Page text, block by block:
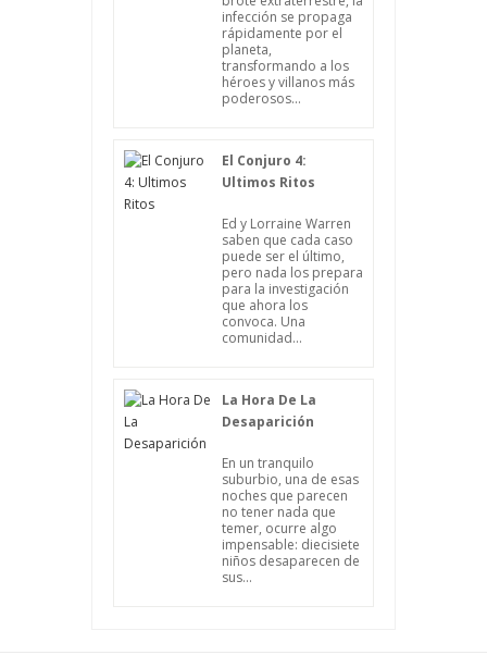
infección se propaga
rápidamente por el
planeta,
transformando a los
héroes y villanos más
poderosos...
El Conjuro 4:
Ultimos Ritos
Ed y Lorraine Warren
saben que cada caso
puede ser el último,
pero nada los prepara
para la investigación
que ahora los
convoca. Una
comunidad...
La Hora De La
Desaparición
En un tranquilo
suburbio, una de esas
noches que parecen
no tener nada que
temer, ocurre algo
impensable: diecisiete
niños desaparecen de
sus...